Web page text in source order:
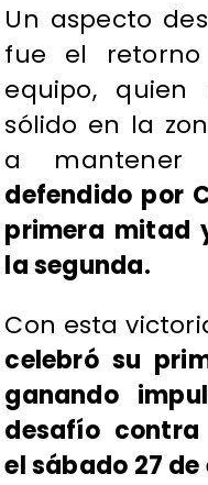
Un aspecto
fue el
equipo, quien
sólido en la
a
defendido por
primera mitad
la segunda.
Con esta
celebró su
ganando
desafío contra
el sábado 27 de